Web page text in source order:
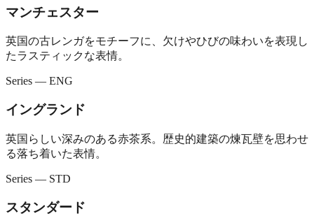
マンチェスター
英国の古レンガをモチーフに、欠けやひびの味わいを表現し
たラスティックな表情。
Series — ENG
イングランド
英国らしい深みのある赤茶系。歴史的建築の煉瓦壁を思わせ
る落ち着いた表情。
Series — STD
スタンダード